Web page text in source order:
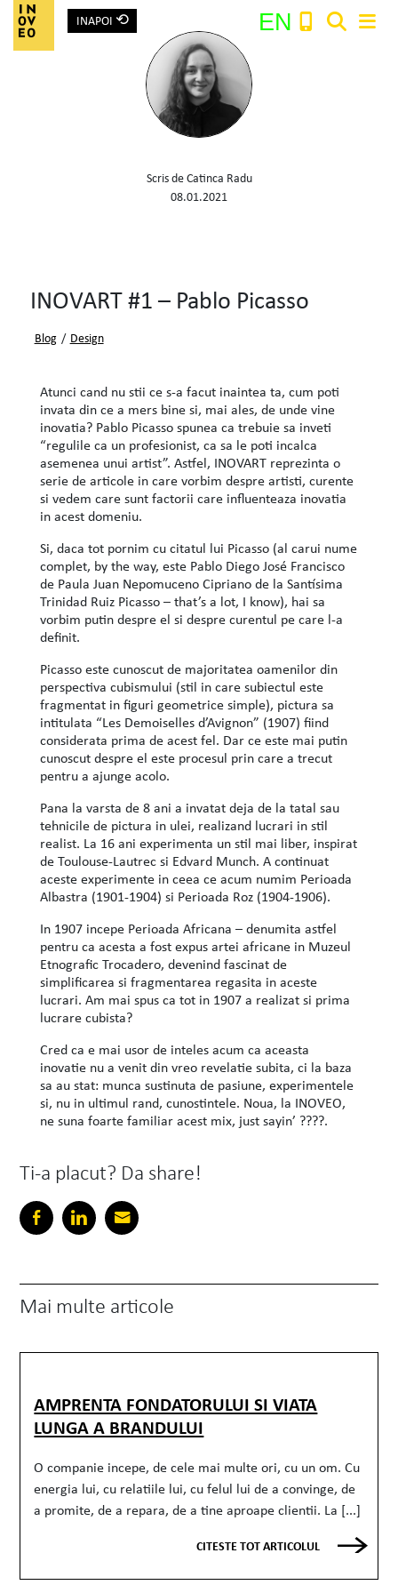
Main Navigation
INAPOI ⟲ EN
Search:
Scris de Catinca Radu
08.01.2021
INOVART #1 – Pablo Picasso
Blog / Design
Atunci cand nu stii ce s-a facut inaintea ta, cum poti
invata din ce a mers bine si, mai ales, de unde vine
inovatia? Pablo Picasso spunea ca trebuie sa inveti
“regulile ca un profesionist, ca sa le poti incalca
asemenea unui artist”. Astfel, INOVART reprezinta o
serie de articole in care vorbim despre artisti, curente
si vedem care sunt factorii care influenteaza inovatia
in acest domeniu.
Si, daca tot pornim cu citatul lui Picasso (al carui nume
complet, by the way, este Pablo Diego José Francisco
de Paula Juan Nepomuceno Cipriano de la Santísima
Trinidad Ruiz Picasso – that’s a lot, I know), hai sa
vorbim putin despre el si despre curentul pe care l-a
definit.
Picasso este cunoscut de majoritatea oamenilor din
perspectiva cubismului (stil in care subiectul este
fragmentat in figuri geometrice simple), pictura sa
intitulata “Les Demoiselles d’Avignon” (1907) fiind
considerata prima de acest fel. Dar ce este mai putin
cunoscut despre el este procesul prin care a trecut
pentru a ajunge acolo.
Pana la varsta de 8 ani a invatat deja de la tatal sau
tehnicile de pictura in ulei, realizand lucrari in stil
realist. La 16 ani experimenta un stil mai liber, inspirat
de Toulouse-Lautrec si Edvard Munch. A continuat
aceste experimente in ceea ce acum numim Perioada
Albastra (1901-1904) si Perioada Roz (1904-1906).
In 1907 incepe Perioada Africana – denumita astfel
pentru ca acesta a fost expus artei africane in Muzeul
Etnografic Trocadero, devenind fascinat de
simplificarea si fragmentarea regasita in aceste
lucrari. Am mai spus ca tot in 1907 a realizat si prima
lucrare cubista?
Cred ca e mai usor de inteles acum ca aceasta
inovatie nu a venit din vreo revelatie subita, ci la baza
sa au stat: munca sustinuta de pasiune, experimentele
si, nu in ultimul rand, cunostintele. Noua, la INOVEO,
ne suna foarte familiar acest mix, just sayin’ ????.
Ti-a placut? Da share!
Mai multe articole
AMPRENTA FONDATORULUI SI VIATA
LUNGA A BRANDULUI
O companie incepe, de cele mai multe ori, cu un om. Cu
energia lui, cu relatiile lui, cu felul lui de a convinge, de
a promite, de a repara, de a tine aproape clientii. La [...]
CITESTE TOT ARTICOLUL